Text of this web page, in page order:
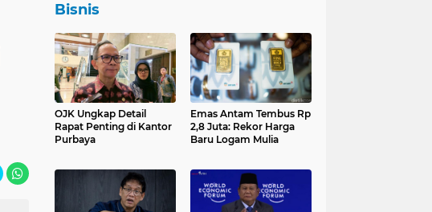
Bisnis
OJK Ungkap Detail
Rapat Penting di Kantor
Purbaya
Emas Antam Tembus Rp
2,8 Juta: Rekor Harga
Baru Logam Mulia